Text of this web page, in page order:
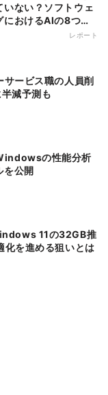
ない？ソフトウェ
におけるAIの8つの
レポート
ービス職の人員削
減予測も
の性能分析
を公開
を進める狙いとは